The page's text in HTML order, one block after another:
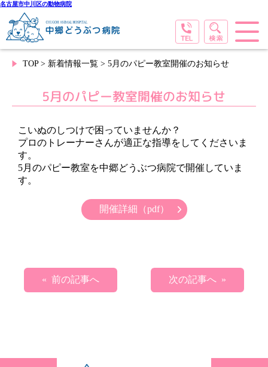
名古屋市中川区の動物病院
TOP> 新着情報一覧 > 5月のパピー教室開催のお知らせ
5月のパピー教室開催のお知らせ
こいぬのしつけで困っていませんか？
プロのトレーナーさんが適正な指導をしてくださいま
す。
5月のパピー教室を中郷どうぶつ病院で開催していま
す。
開催詳細（pdf）
« 前の記事へ 次の記事へ »